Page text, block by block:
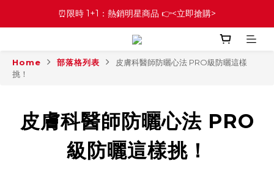
⏰限時 1+1：熱銷明星商品 👉<立即搶購>
Home 部落格列表
皮膚科醫師防曬心法 PRO級防曬這樣
挑！
皮膚科醫師防曬心法 PRO
級防曬這樣挑！